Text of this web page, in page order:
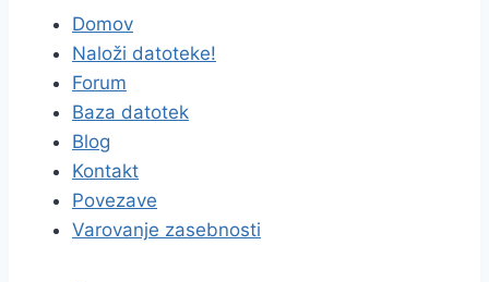
Domov
Naloži datoteke!
Forum
Baza datotek
Blog
Kontakt
Povezave
Varovanje zasebnosti